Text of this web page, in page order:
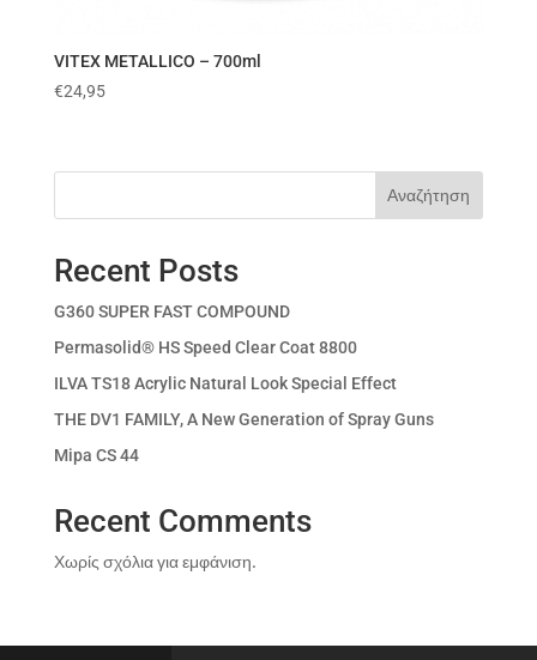
VITEX METALLICO – 700ml
€24,95
Αναζήτηση
Recent Posts
G360 SUPER FAST COMPOUND
Permasolid® HS Speed Clear Coat 8800
ILVA TS18 Acrylic Natural Look Special Effect
THE DV1 FAMILY, A New Generation of Spray Guns
Mipa CS 44
Recent Comments
Χωρίς σχόλια για εμφάνιση.